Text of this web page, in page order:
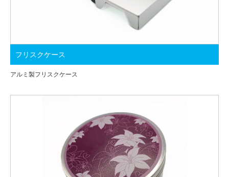
フリスクケース
アルミ製フリスクケース